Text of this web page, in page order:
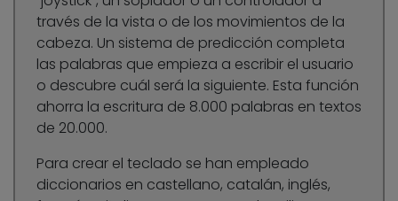
través de la vista o de los movimientos de la
cabeza. Un sistema de predicción completa
las palabras que empieza a escribir el usuario
o descubre cuál será la siguiente. Esta función
ahorra la escritura de 8.000 palabras en textos
de 20.000.
Para crear el teclado se han empleado
diccionarios en castellano, catalán, inglés,